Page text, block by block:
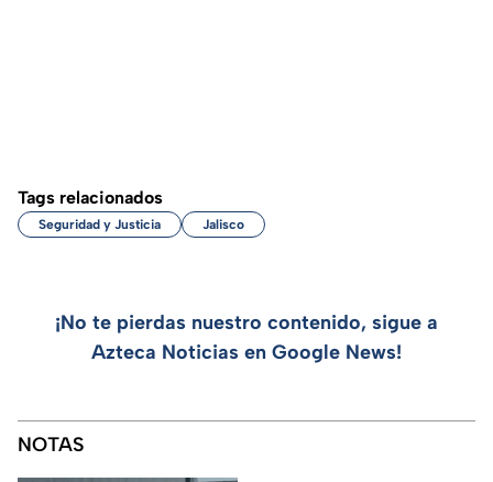
Tags relacionados
Seguridad y Justicia Jalisco
¡No te pierdas nuestro contenido, sigue a
Azteca Noticias en Google News!
NOTAS